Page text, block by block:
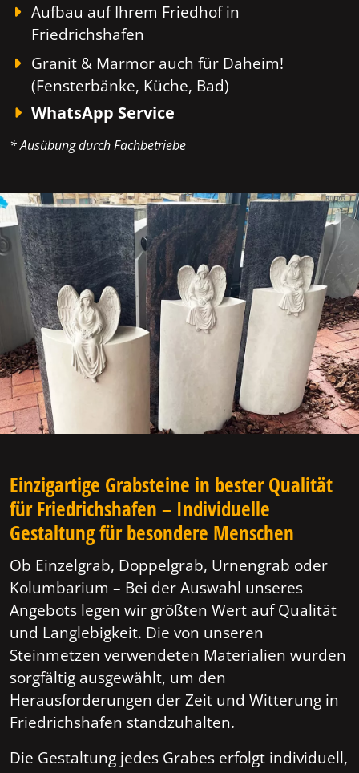
Aufbau auf Ihrem Friedhof in
Friedrichshafen
Granit & Marmor auch für Daheim!
(Fensterbänke, Küche, Bad)
WhatsApp Service
* Ausübung durch Fachbetriebe
Einzigartige Grabsteine in bester Qualität
für Friedrichshafen – Individuelle
Gestaltung für besondere Menschen
Ob Einzelgrab, Doppelgrab, Urnengrab oder
Kolumbarium – Bei der Auswahl unseres
Angebots legen wir größten Wert auf Qualität
und Langlebigkeit. Die von unseren
Steinmetzen verwendeten Materialien wurden
sorgfältig ausgewählt, um den
Herausforderungen der Zeit und Witterung in
Friedrichshafen standzuhalten.
Die Gestaltung jedes Grabes erfolgt individuell,